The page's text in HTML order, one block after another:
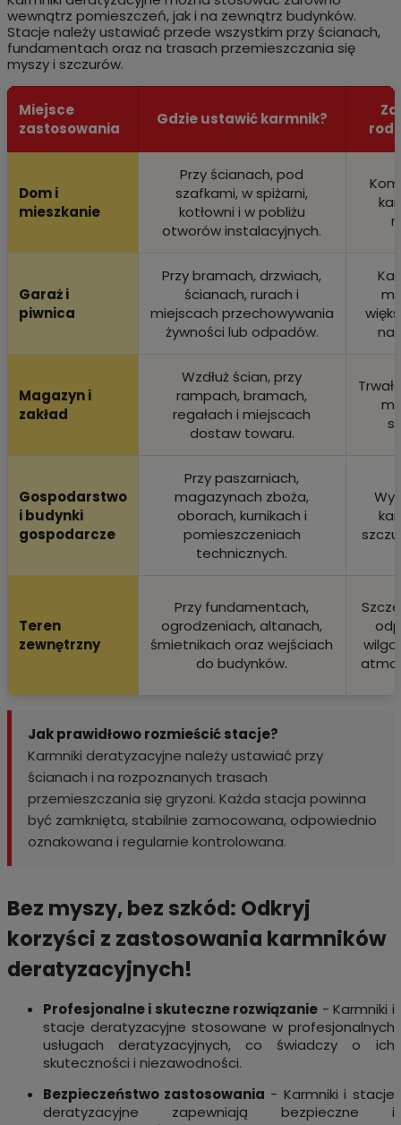
wewnątrz pomieszczeń, jak i na zewnątrz budynków.
Stacje należy ustawiać przede wszystkim przy ścianach,
fundamentach oraz na trasach przemieszczania się
myszy i szczurów.
Miejsce
zastosowania
Gdzie ustawić karmnik?
Dom i
mieszkanie
Przy ścianach, pod
szafkami, w spiżarni,
kotłowni i w pobliżu
otworów instalacyjnych.
Garaż i
piwnica
Przy bramach, drzwiach,
ścianach, rurach i
miejscach przechowywania
żywności lub odpadów.
na
Magazyn i
zakład
Wzdłuż ścian, przy
rampach, bramach,
regałach i miejscach
dostaw towaru.
Gospodarstwo
i budynki
gospodarcze
Przy paszarniach,
magazynach zboża,
oborach, kurnikach i
pomieszczeniach
technicznych.
Teren
zewnętrzny
Przy fundamentach,
ogrodzeniach, altanach,
śmietnikach oraz wejściach
do budynków.
Jak prawidłowo rozmieścić stacje?
Karmniki deratyzacyjne należy ustawiać przy
ścianach i na rozpoznanych trasach
przemieszczania się gryzoni. Każda stacja powinna
być zamknięta, stabilnie zamocowana, odpowiednio
oznakowana i regularnie kontrolowana.
Bez myszy, bez szkód: Odkryj
korzyści z zastosowania karmników
deratyzacyjnych!
Profesjonalne i skuteczne rozwiązanie - Karmniki i
stacje deratyzacyjne stosowane w profesjonalnych
usługach deratyzacyjnych, co świadczy o ich
skuteczności i niezawodności.
Bezpieczeństwo zastosowania - Karmniki i stacje
deratyzacyjne zapewniają bezpieczne i